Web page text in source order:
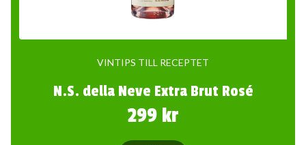
VINTIPS TILL RECEPTET
N.S. della Neve Extra Brut Rosé
299 kr